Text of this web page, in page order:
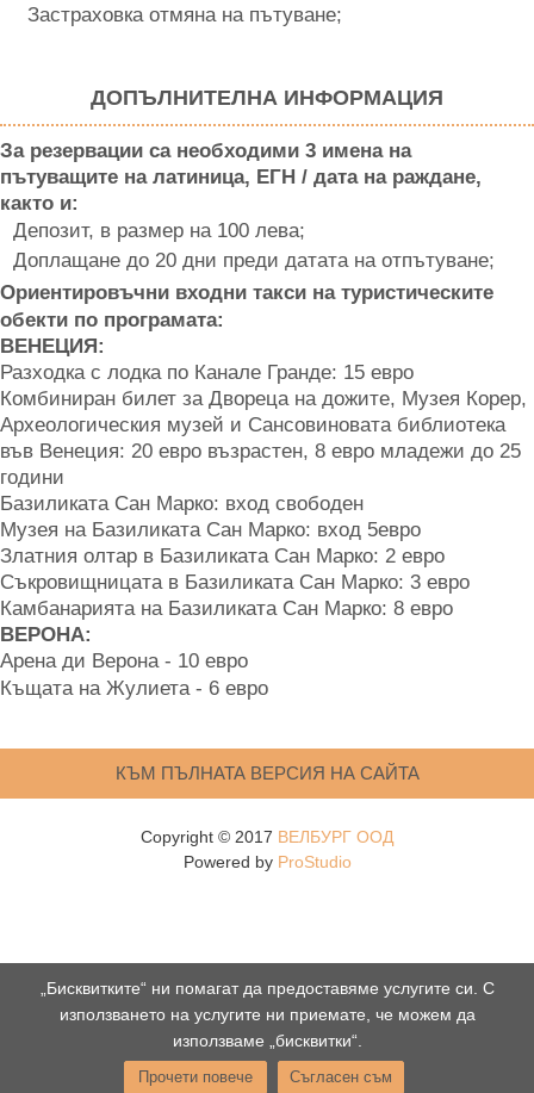
Застраховка отмяна на пътуване;
ДОПЪЛНИТЕЛНА ИНФОРМАЦИЯ
За резервации са необходими 3 имена на
пътуващите на латиница, ЕГН / дата на раждане,
както и:
Депозит, в размер на 100 лева;
Доплащане до 20 дни преди датата на отпътуване;
Ориентировъчни входни такси на туристическите
обекти по програмата:
ВЕНЕЦИЯ:
Разходка с лодка по Канале Гранде: 15 евро
Комбиниран билет за Двореца на дожите, Музея Корер,
Археологическия музей и Сансовиновата библиотека
във Венеция: 20 евро възрастен, 8 евро младежи до 25
години
Базиликата Сан Марко: вход свободен
Музея на Базиликата Сан Марко: вход 5евро
Златния олтар в Базиликата Сан Марко: 2 евро
Съкровищницата в Базиликата Сан Марко: 3 евро
Камбанарията на Базиликата Сан Марко: 8 евро
ВЕРОНА:
Арена ди Верона - 10 евро
Къщата на Жулиета - 6 евро
КЪМ ПЪЛНАТА ВЕРСИЯ НА САЙТА
Copyright © 2017 ВЕЛБУРГ ООД
Powered by ProStudio
„Бисквитките“ ни помагат да предоставяме услугите си. С
използването на услугите ни приемате, че можем да
използваме „бисквитки“.
Прочети повече Съгласен съм